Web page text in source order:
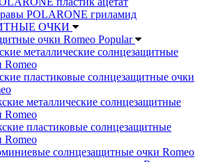
POLARONE гриламид
ОЧКИ
очки Romeo Popular
металлические солнцезащитные
Romeo
пластиковые солнцезащитные очки
металлические солнцезащитные
Romeo
пластиковые солнцезащитные
Romeo
солнцезащитные очки Romeo